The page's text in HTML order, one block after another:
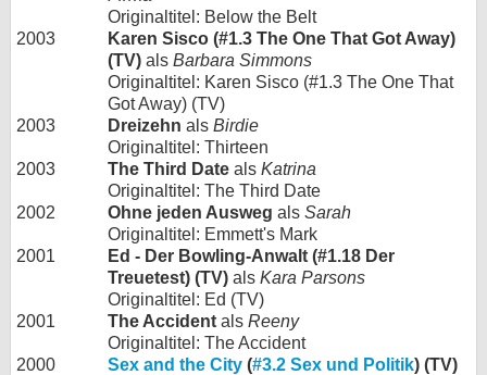
Originaltitel: Below the Belt
2003
Karen Sisco (#1.3 The One That Got Away)
(TV) als Barbara Simmons
Originaltitel: Karen Sisco (#1.3 The One That
Got Away) (TV)
2003
Dreizehn als Birdie
Originaltitel: Thirteen
2003
The Third Date als Katrina
Originaltitel: The Third Date
2002
Ohne jeden Ausweg als Sarah
Originaltitel: Emmett's Mark
2001
Ed - Der Bowling-Anwalt (#1.18 Der
Treuetest) (TV) als Kara Parsons
Originaltitel: Ed (TV)
2001
The Accident als Reeny
Originaltitel: The Accident
2000
Sex and the City (#3.2 Sex und Politik) (TV)